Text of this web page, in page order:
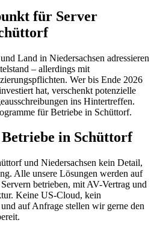
für Server
Land in Niedersachsen adressieren
– allerdings mit
Wer bis Ende 2026
hat, verschenkt potenzielle
ins Hintertreffen.
für Betriebe in Schüttorf.
in Schüttorf
und Niedersachsen kein Detail,
Alle unsere Lösungen werden auf
betrieben, mit AV-Vertrag und
Keine US-Cloud, kein
auf Anfrage stellen wir gerne den